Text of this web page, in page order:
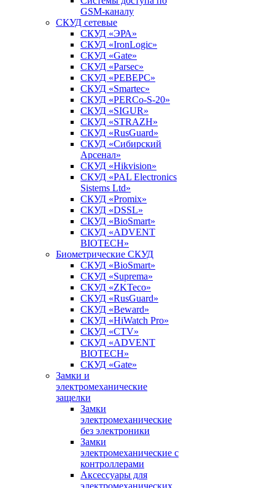
GSM-каналу
СКУД сетевые
СКУД «ЭРА»
СКУД «IronLogic»
СКУД «Gate»
СКУД «Parsec»
СКУД «РЕВЕРС»
СКУД «Smartec»
СКУД «PERCo-S-20»
СКУД «SIGUR»
СКУД «STRAZH»
СКУД «RusGuard»
СКУД «Сибирский
Арсенал»
СКУД «Hikvision»
СКУД «PAL Electronics
Sistems Ltd»
СКУД «Promix»
СКУД «DSSL»
СКУД «BioSmart»
СКУД «ADVENT
BIOTECH»
Биометрические СКУД
СКУД «BioSmart»
СКУД «Suprema»
СКУД «ZKTeco»
СКУД «RusGuard»
СКУД «Beward»
СКУД «HiWatch Pro»
СКУД «CTV»
СКУД «ADVENT
BIOTECH»
СКУД «Gate»
Замки и
электромеханические
защелки
Замки
электромеханические
без электроники
Замки
электромеханические с
контроллерами
Аксессуары для
электромеханических